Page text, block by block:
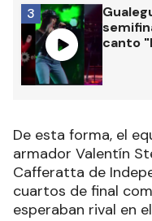
canto
3
De esta forma, el
armador Valentín
Cafferatta de
cuartos de final
esperaban rival en